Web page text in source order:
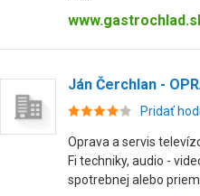
Ján Čerchlan -
Pridať
Oprava a servis
Fi techniky, audio -
spotrebnej alebo